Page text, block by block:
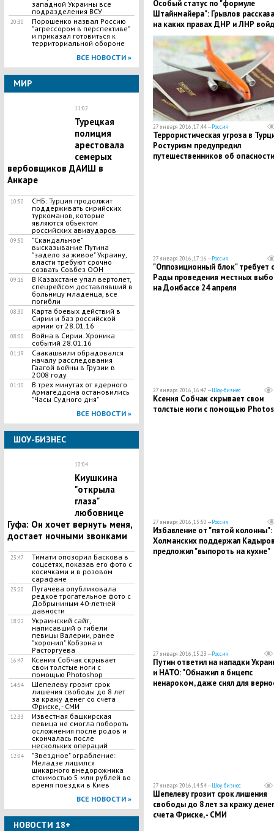
западной Украины все
подразделения ВСУ
20:30
Порошенко назвал Россию
"агрессором в перспективе"
и приказал готовиться к
территориальной обороне
ВСЕ НОВОСТИ »
МИР
11:02
Турецкая
полиция
арестовала
семерых
вербовщиков ДАИШ в
Анкаре
10:50
СНБ: Турция продолжит
поддерживать сирийских
туркоманов, которые
являются объектом
российских авиаударов
09:50
"Скандальное"
высказывание Путина
"задело за живое" Украину,
власти требуют срочно
созвать Совбез ООН
09:16
В Казахстане упал вертолет,
спецрейсом доставлявший в
больницу младенца, все
погибли
08:30
Карта боевых действий в
Сирии и баз российской
армии от 28.01.16
08:00
Война в Сирии. Хроника
событий 28.01.16
01:19
Саакашвили обрадовался
началу расследования
Гаагой войны в Грузии в
2008 году
01:10
​В трех минутах от ядерного
Армагеддона остановились
"Часы Судного дня"
ВСЕ НОВОСТИ »
ШОУ-БИЗНЕС
12:04
Киушкина
"открыла
глаза"
любовнице
Гуфа: Он хочет вернуть меня,
достает ночными звонками
23:47
Тимати опозорил Баскова в
соцсетях, показав его фото с
косичками и в розовом
сарафане
23:20
Пугачева опубликовала
редкое трогательное фото с
Добрыниным 40-летней
давности
18:22
Украинский сайт,
написавший о гибели
певицы Валерии, ранее
"хоронил" Кобзона и
Расторгуева
16:47
Ксения Собчак скрывает
свои толстые ноги с
помощью Photoshop
14:54
Шепелеву грозит срок
лишения свободы до 8 лет
за кражу денег со счета
Фриске, - СМИ
12:33
Известная башкирская
певица не смогла побороть
осложнения после родов и
скончалась после
нескольких операций
12:04
"Звездное" ограбление:
Меладзе лишился
шикарного внедорожника
стоимостью 5 млн рублей во
время поездки в Киев
ВСЕ НОВОСТИ »
НОВОСТИ 18+
Особый статус по "формуле
Штайнмайера": Грызлов
на каких правах ДНР и ЛНР
в состав Украины
27 января 2016, 17:44 —Россия
Террористическая угроза в
Ростуризм предупредил
путешественников об
27 января 2016, 17:16 —Россия
"Оппозиционный блок" требует
Рады проведения местных
на Донбассе 24 апреля
27 января 2016, 16:47 —Шоу-бизнес
Ксения Собчак скрывает свои
толстые ноги с помощью
27 января 2016, 15:50 —Россия
Избавление от "пятой колонны":
Холманских поддержал
предложил "выпороть на кухне"
27 января 2016, 15:23 —Россия
Путин ответил на нападки
и НАТО: "Обнажил я бицепс
ненароком, даже снял для
27 января 2016, 14:54 —Шоу-бизнес
Шепелеву грозит срок лишения
свободы до 8 лет за кражу
счета Фриске, - СМИ